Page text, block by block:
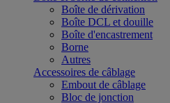
Boîte de dérivation
Boîte DCL et douille
Boîte d'encastrement
Borne
Autres
Accessoires de câblage
Embout de câblage
Bloc de jonction